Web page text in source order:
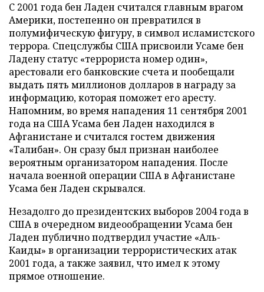
С 2001 года бен Ладен считался главным врагом
Америки, постепенно он превратился в
полумифическую фигуру, в символ исламистского
террора. Спецслужбы США присвоили Усаме бен
Ладену статус «террориста номер один»,
арестовали его банковские счета и пообещали
выдать пять миллионов долларов в награду за
информацию, которая поможет его аресту.
Напомним, во время нападения 11 сентября 2001
года на США Усама бен Ладен находился в
Афганистане и считался гостем движения
«Талибан». Он сразу был признан наиболее
вероятным организатором нападения. После
начала военной операции США в Афганистане
Усама бен Ладен скрывался.
Незадолго до президентских выборов 2004 года в
США в очередном видеообращении Усама бен
Ладен публично подтвердил участие «Аль-
Каиды» в организации террористических атак
2001 года, а также заявил, что имел к этому
прямое отношение.